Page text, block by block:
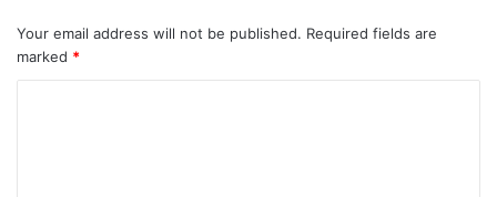
Your email address will not be published. Required fields are
marked *